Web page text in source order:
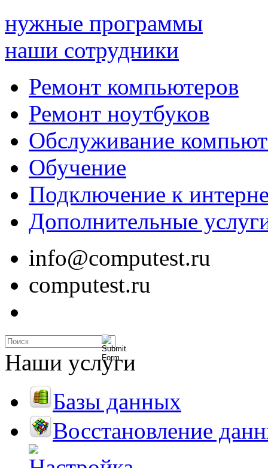
нужные программы
наши сотрудники
Ремонт компьютеров
Ремонт ноутбуков
Обслуживание
Обучение
Подключение к
Дополнительные
info@computest.ru
computest.ru
Наши услуги
Базы данных
Восстановление